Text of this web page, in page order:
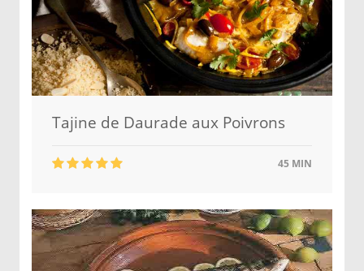
Tajine de Daurade aux Poivrons
45 MIN